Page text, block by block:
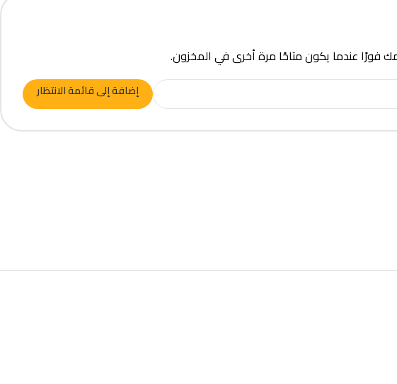
فورًا عندما يكون متاحًا مرة أخرى في المخزون.
إضافة إلى قائمة الانتظار